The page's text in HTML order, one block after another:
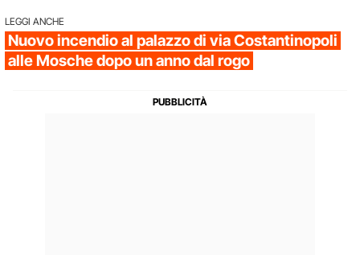
LEGGI ANCHE
Nuovo incendio al palazzo di via Costantinopoli
alle Mosche dopo un anno dal rogo